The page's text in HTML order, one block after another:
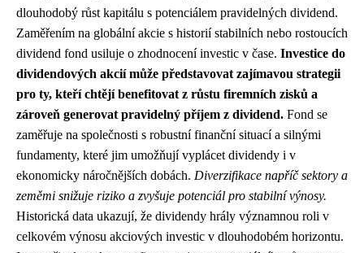
dlouhodobý růst kapitálu s potenciálem pravidelných dividend.
Zaměřením na globální akcie s historií stabilních nebo rostoucích
dividend fond usiluje o zhodnocení investic v čase. Investice do
dividendových akcií může představovat zajímavou strategii
pro ty, kteří chtějí benefitovat z růstu firemních zisků a
zároveň generovat pravidelný příjem z dividend. Fond se
zaměřuje na společnosti s robustní finanční situací a silnými
fundamenty, které jim umožňují vyplácet dividendy i v
ekonomicky náročnějších dobách. Diverzifikace napříč sektory a
zeměmi snižuje riziko a zvyšuje potenciál pro stabilní výnosy.
Historická data ukazují, že dividendy hrály významnou roli v
celkovém výnosu akciových investic v dlouhodobém horizontu.